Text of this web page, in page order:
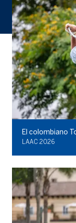
El colombiano
LAAC 2026